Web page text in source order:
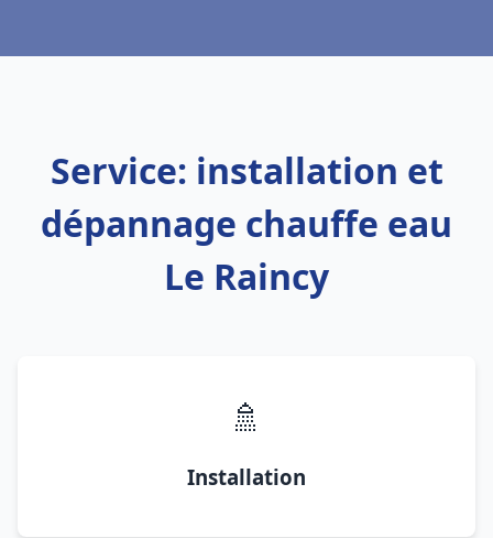
Service: installation et
dépannage chauffe eau
Le Raincy
🚿
Installation